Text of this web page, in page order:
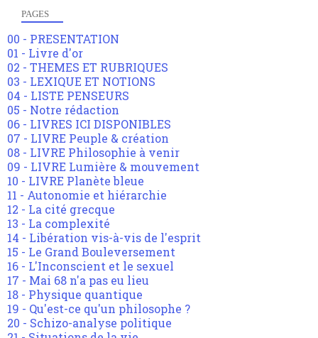
PAGES
00 - PRESENTATION
01 - Livre d'or
02 - THEMES ET RUBRIQUES
03 - LEXIQUE ET NOTIONS
04 - LISTE PENSEURS
05 - Notre rédaction
06 - LIVRES ICI DISPONIBLES
07 - LIVRE Peuple & création
08 - LIVRE Philosophie à venir
09 - LIVRE Lumière & mouvement
10 - LIVRE Planète bleue
11 - Autonomie et hiérarchie
12 - La cité grecque
13 - La complexité
14 - Libération vis-à-vis de l'esprit
15 - Le Grand Bouleversement
16 - L'Inconscient et le sexuel
17 - Mai 68 n'a pas eu lieu
18 - Physique quantique
19 - Qu'est-ce qu'un philosophe ?
20 - Schizo-analyse politique